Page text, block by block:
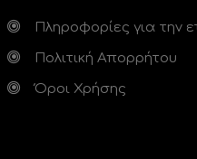
Πληροφορίες για την
Πολιτική Απορρήτου
Όροι Χρήσης